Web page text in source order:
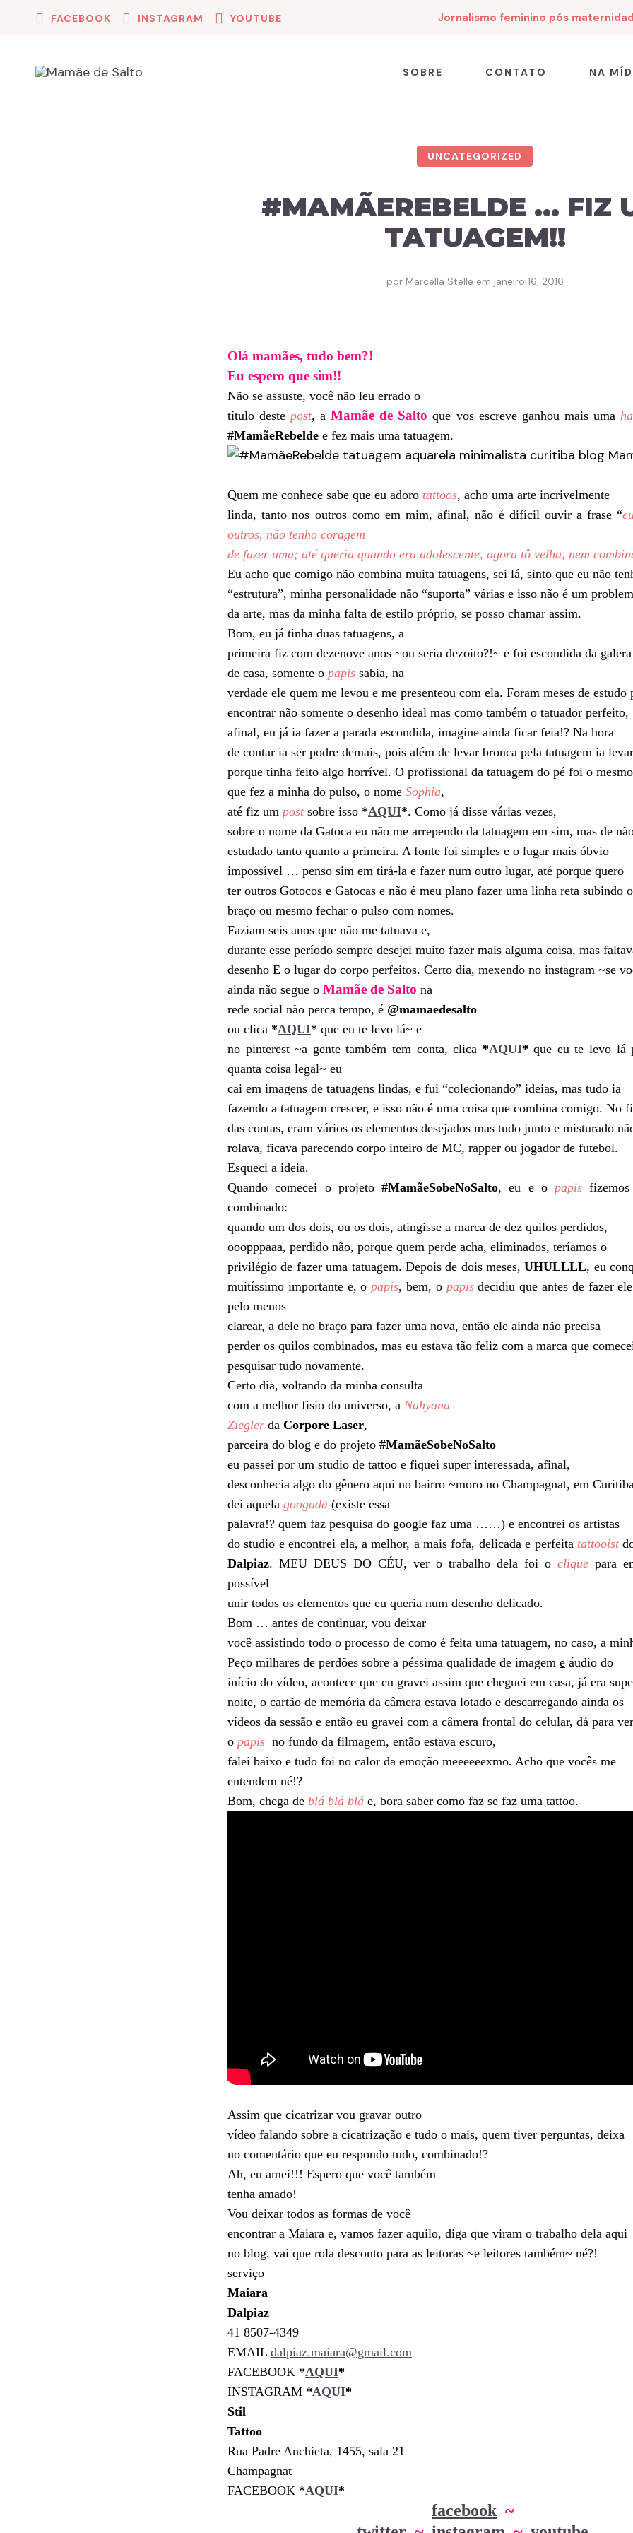
FACEBOOK INSTAGRAM YOUTUBE Jornalismo feminino pós
SOBRE CONTATO NA
UNCATEGORIZED
#MAMÃEREBELDE … FIZ
TATUAGEM!!
por Marcella Stelle em janeiro 16, 2016
Olá mamães, tudo bem?!
Eu espero que sim!!
Não se assuste, você não leu errado o
título destepost, aMamãe de Saltoque vos escreve ganhou mais uma
#MamãeRebelde e fez mais uma tatuagem.
Quem me conhece sabe que eu adoro tattoos, acho uma arte incrivelmente
linda, tanto nos outros como em mim, afinal, não é difícil ouvir a frase “
outros, não tenho coragem
de fazer uma; até queria quando era adolescente, agora tô velha, nem
Eu acho que comigo não combina muita tatuagens, sei lá, sinto que eu não
“estrutura”, minha personalidade não “suporta” várias e isso não é um
da arte, mas da minha falta de estilo próprio, se posso chamar assim.
Bom, eu já tinha duas tatuagens, a
primeira fiz com dezenove anos ~ou seria dezoito?!~ e foi escondida da galera
de casa, somente o papis sabia, na
verdade ele quem me levou e me presenteou com ela. Foram meses de estudo
encontrar não somente o desenho ideal mas como também o tatuador perfeito,
afinal, eu já ia fazer a parada escondida, imagine ainda ficar feia!? Na hora
de contar ia ser podre demais, pois além de levar bronca pela tatuagem ia levar
porque tinha feito algo horrível. O profissional da tatuagem do pé foi o mesmo
que fez a minha do pulso, o nome Sophia,
até fiz um post sobre isso *AQUI*. Como já disse várias vezes,
sobre o nome da Gatoca eu não me arrependo da tatuagem em sim, mas de
estudado tanto quanto a primeira. A fonte foi simples e o lugar mais óbvio
impossível … penso sim em tirá-la e fazer num outro lugar, até porque quero
ter outros Gotocos e Gatocas e não é meu plano fazer uma linha reta subindo o
braço ou mesmo fechar o pulso com nomes.
Faziam seis anos que não me tatuava e,
durante esse período sempre desejei muito fazer mais alguma coisa, mas
desenho E o lugar do corpo perfeitos. Certo dia, mexendo no instagram ~se
ainda não segue o Mamãe de Salto na
rede social não perca tempo, é @mamaedesalto
ou clica *AQUI* que eu te levo lá~ e
no pinterest ~a gente também tem conta, clica *AQUI* que eu te levo lá
quanta coisa legal~ eu
cai em imagens de tatuagens lindas, e fui “colecionando” ideias, mas tudo ia
fazendo a tatuagem crescer, e isso não é uma coisa que combina comigo. No
das contas, eram vários os elementos desejados mas tudo junto e misturado
rolava, ficava parecendo corpo inteiro de MC, rapper ou jogador de futebol.
Esqueci a ideia.
Quando comecei o projeto #MamãeSobeNoSalto, eu e o papis
combinado:
quando um dos dois, ou os dois, atingisse a marca de dez quilos perdidos,
ooopppaaa, perdido não, porque quem perde acha, eliminados, teríamos o
privilégio de fazer uma tatuagem. Depois de dois meses,UHULLLL, eu
muitíssimo importante e, opapis, bem, o papisdecidiu que antes de fazer
pelo menos
clarear, a dele no braço para fazer uma nova, então ele ainda não precisa
perder os quilos combinados, mas eu estava tão feliz com a marca que
pesquisar tudo novamente.
Certo dia, voltando da minha consulta
com a melhor fisio do universo, a Nahyana
Ziegler da Corpore Laser,
parceira do blog e do projeto #MamãeSobeNoSalto
eu passei por um studio de tattoo e fiquei super interessada, afinal,
desconhecia algo do gênero aqui no bairro ~moro no Champagnat, em
dei aquela googada (existe essa
palavra!? quem faz pesquisa do google faz uma ……) e encontrei os artistas
do studio e encontrei ela, a melhor, a mais fofa, delicada e perfeita tattooist
Dalpiaz. MEU DEUS DO CÉU, ver o trabalho dela foi o clique para
possível
unir todos os elementos que eu queria num desenho delicado.
Bom … antes de continuar, vou deixar
você assistindo todo o processo de como é feita uma tatuagem, no caso, a
Peço milhares de perdões sobre a péssima qualidade de imagem e áudio do
início do vídeo, acontece que eu gravei assim que cheguei em casa, já era
noite, o cartão de memória da câmera estava lotado e descarregando ainda os
vídeos da sessão e então eu gravei com a câmera frontal do celular, dá para ver
o papis no fundo da filmagem, então estava escuro,
falei baixo e tudo foi no calor da emoção meeeeeexmo. Acho que vocês me
entendem né!?
Bom, chega de blá blá blá e, bora saber como faz se faz uma tattoo.
Assim que cicatrizar vou gravar outro
vídeo falando sobre a cicatrização e tudo o mais, quem tiver perguntas, deixa
no comentário que eu respondo tudo, combinado!?
Ah, eu amei!!! Espero que você também
tenha amado!
Vou deixar todos as formas de você
encontrar a Maiara e, vamos fazer aquilo, diga que viram o trabalho dela aqui
no blog, vai que rola desconto para as leitoras ~e leitores também~ né?!
serviço
Maiara
Dalpiaz
41 8507-4349
EMAIL dalpiaz.maiara@gmail.com
FACEBOOK *AQUI*
INSTAGRAM *AQUI*
Stil
Tattoo
Rua Padre Anchieta, 1455, sala 21
Champagnat
FACEBOOK *AQUI*
facebook ~